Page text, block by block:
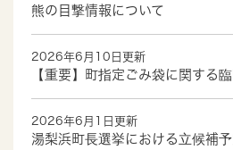
熊の目撃情報について
2026年6月10日更新
【重要】町指定ごみ袋に関する
2026年6月1日更新
湯梨浜町長選挙における立候補